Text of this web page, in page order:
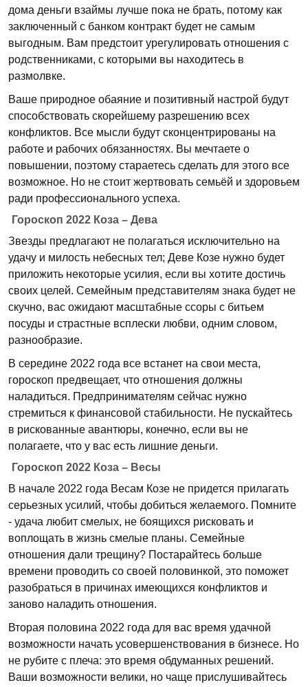
дома деньги взаймы лучше пока не брать, потому как
заключенный с банком контракт будет не самым
выгодным. Вам предстоит урегулировать отношения с
родственниками, с которыми вы находитесь в
размолвке.
Ваше природное обаяние и позитивный настрой будут
способствовать скорейшему разрешению всех
конфликтов. Все мысли будут сконцентрированы на
работе и рабочих обязанностях. Вы мечтаете о
повышении, поэтому стараетесь сделать для этого все
возможное. Но не стоит жертвовать семьёй и здоровьем
ради профессионального успеха.
Гороскоп 2022 Коза – Дева
Звезды предлагают не полагаться исключительно на
удачу и милость небесных тел; Деве Козе нужно будет
приложить некоторые усилия, если вы хотите достичь
своих целей. Семейным представителям знака будет не
скучно, вас ожидают масштабные ссоры с битьем
посуды и страстные всплески любви, одним словом,
разнообразие.
В середине 2022 года все встанет на свои места,
гороскоп предвещает, что отношения должны
наладиться. Предпринимателям сейчас нужно
стремиться к финансовой стабильности. Не пускайтесь
в рискованные авантюры, конечно, если вы не
полагаете, что у вас есть лишние деньги.
Гороскоп 2022 Коза – Весы
В начале 2022 года Весам Козе не придется прилагать
серьезных усилий, чтобы добиться желаемого. Помните
- удача любит смелых, не боящихся рисковать и
воплощать в жизнь смелые планы. Семейные
отношения дали трещину? Постарайтесь больше
времени проводить со своей половинкой, это поможет
разобраться в причинах имеющихся конфликтов и
заново наладить отношения.
Вторая половина 2022 года для вас время удачной
возможности начать усовершенствования в бизнесе. Но
не рубите с плеча: это время обдуманных решений.
Ваши возможности велики, но чаще прислушивайтесь